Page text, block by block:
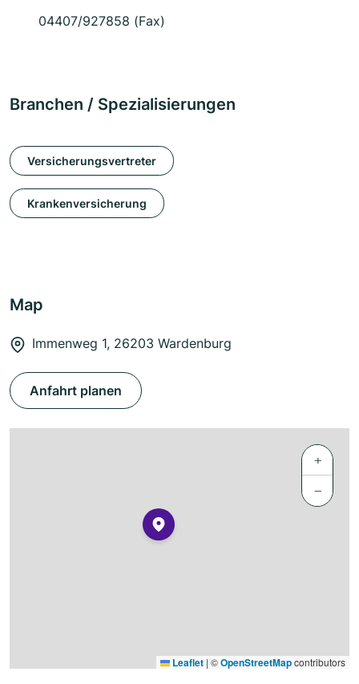
04407/927858 (Fax)
Branchen / Spezialisierungen
Versicherungsvertreter
Krankenversicherung
Map
Immenweg 1, 26203 Wardenburg
Anfahrt planen
+
−
Leaflet | ©OpenStreetMapcontributors